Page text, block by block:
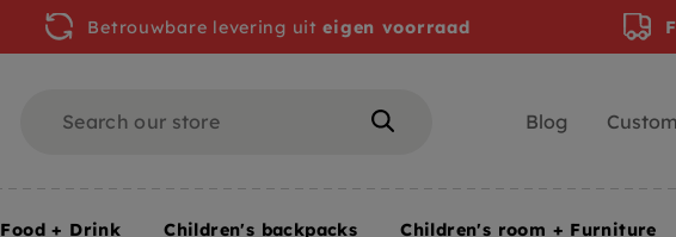
Betrouwbare levering uiteigen voorraad
Blog
Food + Drink Children's backpacks Children's room + Furniture